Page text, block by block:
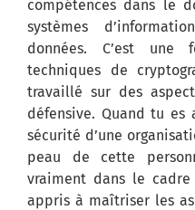
compétences dans le
systèmes
données. C’est une
techniques de
travaillé sur des
défensive. Quand tu
sécurité d’une
peau de cette
vraiment dans le
appris à maîtriser les